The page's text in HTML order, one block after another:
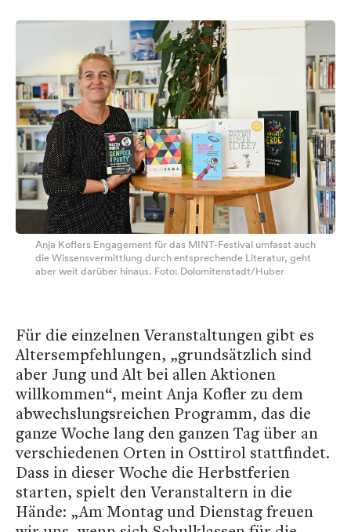
Anja Koflers Engagement für das MINT-Festival umfasst auch
die Wissensvermittlung durch entsprechende Literatur, geht
aber weit darüber hinaus. Foto: Dolomitenstadt/Huber
Für die einzelnen Veranstaltungen gibt es
Altersempfehlungen, „grundsätzlich sind
aber Jung und Alt bei allen Aktionen
willkommen“, meint Anja Kofler zu dem
abwechslungsreichen Programm, das die
ganze Woche lang den ganzen Tag über an
verschiedenen Orten in Osttirol stattfindet.
Dass in dieser Woche die Herbstferien
starten, spielt den Veranstaltern in die
Hände: „Am Montag und Dienstag freuen